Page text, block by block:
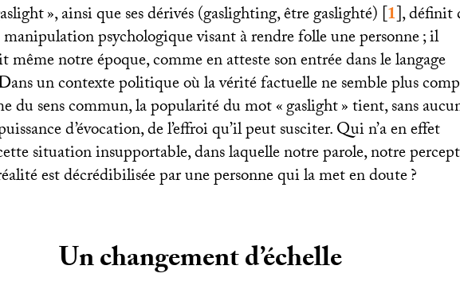
», ainsi que ses dérivés (gaslighting, être gaslighté)[1], définit
psychologique visant à rendre folle une personne; il
même notre époque, comme en atteste son entrée dans le langage
un contexte politique où la vérité factuelle ne semble plus
du sens commun, la popularité du mot «gaslight» tient, sans
d’évocation, de l’effroi qu’il peut susciter. Qui n’a en effet
situation insupportable, dans laquelle notre parole, notre
est décrédibilisée par une personne qui la met en doute?
Un changement d’échelle